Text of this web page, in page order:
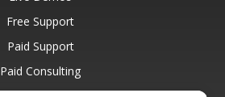
Free Support
Paid Support
Paid Consulting